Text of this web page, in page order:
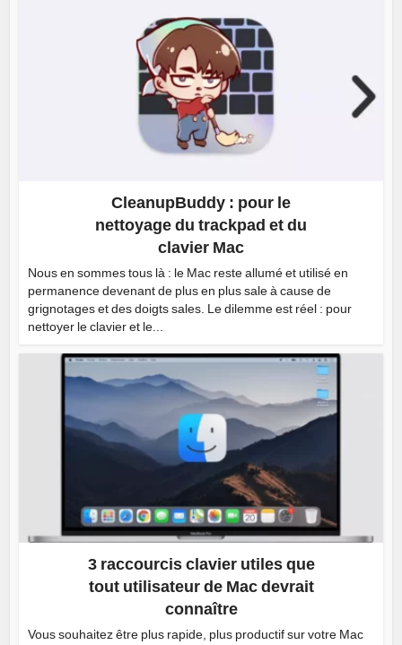
CleanupBuddy : pour le
nettoyage du trackpad et du
clavier Mac
Nous en sommes tous là : le Mac reste allumé et utilisé en
permanence devenant de plus en plus sale à cause de
grignotages et des doigts sales. Le dilemme est réel : pour
nettoyer le clavier et le...
3 raccourcis clavier utiles que
tout utilisateur de Mac devrait
connaître
Vous souhaitez être plus rapide, plus productif sur votre Mac